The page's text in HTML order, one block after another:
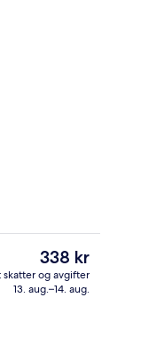
brett
Den
nåværende
prisen
338 kr
og avgifter
13. aug.–14. aug.